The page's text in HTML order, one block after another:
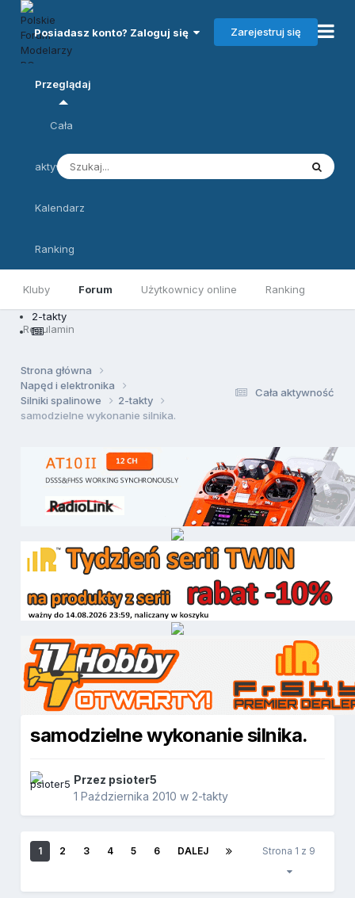
Posiadasz konto? Zaloguj się Zarejestruj się
Przeglądaj
Kluby Forum Użytkownicy online Ranking
Regulamin
Cała
aktywność
Kalendarz
Ranking
2-takty
Cała aktywność
Strona główna
Napęd i elektronika
Silniki spalinowe
2-takty
samodzielne wykonanie silnika.
samodzielne wykonanie silnika.
Przez psioter5
1 Października 2010 w 2-takty
1 2 3 4 5 6 DALEJ Strona 1 z 9